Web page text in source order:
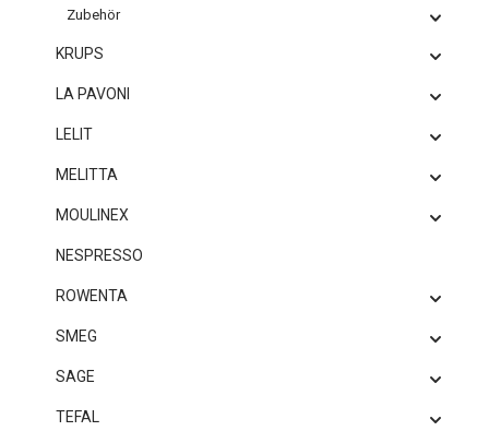
Zubehör
KRUPS
LA PAVONI
LELIT
MELITTA
MOULINEX
NESPRESSO
ROWENTA
SMEG
SAGE
TEFAL